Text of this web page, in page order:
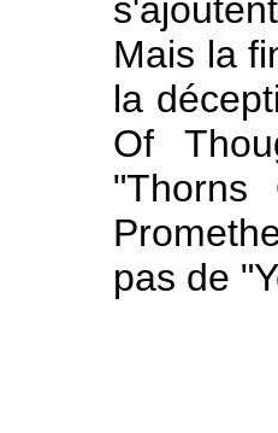
Mais la
la
Of